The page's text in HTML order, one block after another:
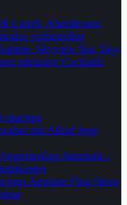
Lunch, Abendessen,
vorbestellen
Skyview Bar, Sky-
inklusive Cocktails
mit Allrad Jeep
Jumeirah –
Airplane Flug Show